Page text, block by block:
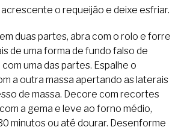
o requeijão e deixe esfriar.
duas partes, abra com o rolo e forre
de uma forma de fundo falso de
uma das partes. Espalhe o
a outra massa apertando as laterais
de massa. Decore com recortes
a gema e leve ao forno médio,
minutos ou até dourar. Desenforme